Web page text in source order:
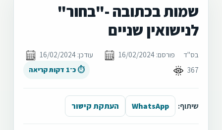
שמות בכתובה -"בחור"
לנישואין שניים
בס"ד פורסם: 16/02/2024
עודכן: 16/02/2024
367
⏱ כ־1 דקות קריאה
שיתוף: WhatsApp העתקת קישור